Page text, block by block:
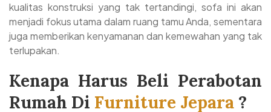
kualitas konstruksi yang tak tertandingi, sofa ini akan
menjadi fokus utama dalam ruang tamu Anda, sementara
juga memberikan kenyamanan dan kemewahan yang tak
terlupakan.
Kenapa Harus Beli Perabotan
Rumah Di Furniture Jepara ?